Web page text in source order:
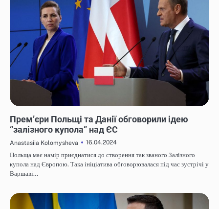
Прем’єри Польщі та Данії обговорили ідею
“залізного купола” над ЄС
Anastasiia Kolomysheva
16.04.2024
Польща має намір приєднатися до створення так званого Залізного
купола над Європою. Така ініціатива обговорювалася під час зустрічі у
Варшаві…